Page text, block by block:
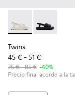
Twins - K800631-
Twins -
Twins
45 € - 51 €
75 € - 85 € -40%
Precio final acorde a la